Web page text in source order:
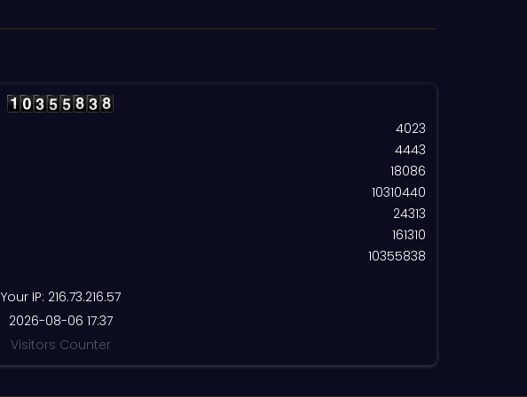
4023
4443
18086
10310440
24313
161310
10355838
Your IP: 216.73.216.57
2026-08-06 17:37
Visitors Counter